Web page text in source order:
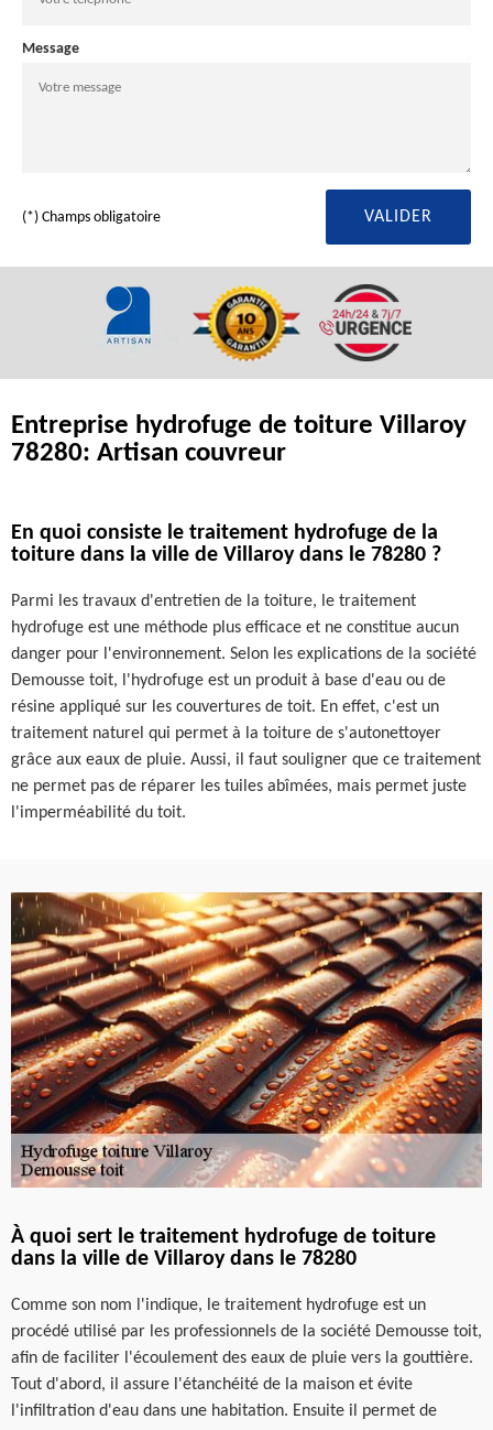
Message
(*) Champs obligatoire
Entreprise hydrofuge de toiture Villaroy
78280: Artisan couvreur
En quoi consiste le traitement hydrofuge de la
toiture dans la ville de Villaroy dans le 78280 ?
Parmi les travaux d'entretien de la toiture, le traitement
hydrofuge est une méthode plus efficace et ne constitue aucun
danger pour l'environnement. Selon les explications de la société
Demousse toit, l'hydrofuge est un produit à base d'eau ou de
résine appliqué sur les couvertures de toit. En effet, c'est un
traitement naturel qui permet à la toiture de s'autonettoyer
grâce aux eaux de pluie. Aussi, il faut souligner que ce traitement
ne permet pas de réparer les tuiles abîmées, mais permet juste
l'imperméabilité du toit.
À quoi sert le traitement hydrofuge de toiture
dans la ville de Villaroy dans le 78280
Comme son nom l'indique, le traitement hydrofuge est un
procédé utilisé par les professionnels de la société Demousse toit,
afin de faciliter l'écoulement des eaux de pluie vers la gouttière.
Tout d'abord, il assure l'étanchéité de la maison et évite
l'infiltration d'eau dans une habitation. Ensuite il permet de